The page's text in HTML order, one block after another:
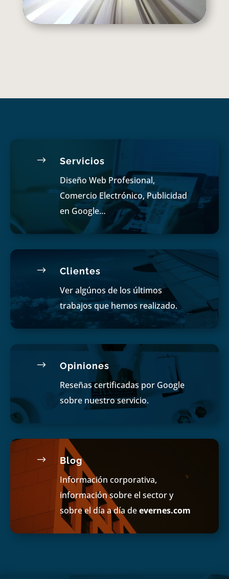
$ Servicios
Diseño Web Profesional,
Comercio Electrónico, Publicidad
en Google…
$ Clientes
Ver algúnos de los últimos
trabajos que hemos realizado.
$ Opiniones
Reseñas certificadas por Google
sobre nuestro servicio.
$ Blog
Información corporativa,
información sobre el sector y
sobre el día a día deevernes.com